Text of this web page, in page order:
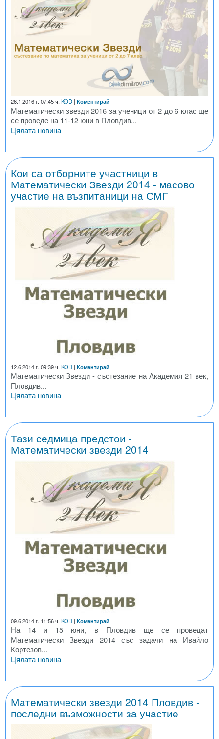
26.1.2016 г. 07:45 ч. KOD | Коментирай
Математически звезди 2016 за ученици от 2 до 6 клас ще
се проведе на 11-12 юни в Пловдив...
Цялата новина
Кои са отборните участници в
Математически Звезди 2014 - масово
участие на възпитаници на СМГ
12.6.2014 г. 09:39 ч. KOD | Коментирай
Математически Звезди - състезание на Академия 21 век,
Пловдив...
Цялата новина
Тази седмица предстои -
Математически звезди 2014
09.6.2014 г. 11:56 ч. KOD | Коментирай
На 14 и 15 юни, в Пловдив ще се проведат
Математически Звезди 2014 със задачи на Ивайло
Кортезов...
Цялата новина
Математически звезди 2014 Пловдив -
последни възможности за участие